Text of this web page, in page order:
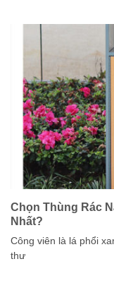
Chọn Thùng Rác
Nhất?
Công viên là lá phổi
thư